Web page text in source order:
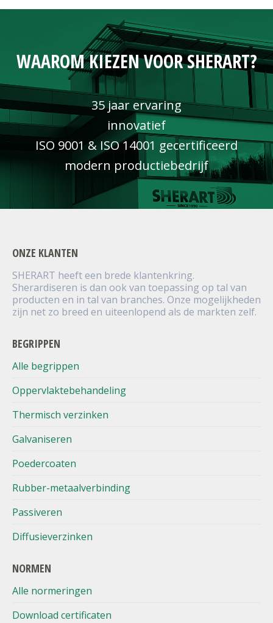
WAAROM KIEZEN VOOR SHERART?
35 jaar ervaring
innovatief
ISO 9001 & ISO 14001 gecertificeerd
modern productiebedrijf
ONZE KLANTEN
SHERART heeft een brede klantenkring.
Sherardiseren is dan ook van toepassing op tal van
producten en in tal van branches. Onze mogelijkheden
zijn net zo breed en uiteenlopend als de markten zelf.
BEGRIPPEN
Alle begrippen
Oppervlaktebehandeling
Thermisch verzinken
Galvaniseren
Poedercoaten
Rubber-metaalverbinding
Passiveren
Diffusieverzinken
NORMEN
Alle normeringen
Download certificaten